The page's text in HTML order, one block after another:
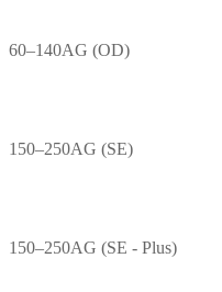
60–140AG (OD)
150–250AG (SE)
150–250AG (SE - Plus)